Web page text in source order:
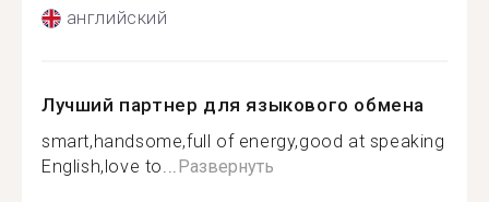
английский
Лучший партнер для языкового обмена
smart,handsome,full of energy,good at speaking
English,love to...Развернуть